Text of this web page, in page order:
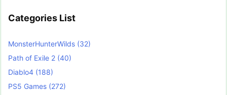
Categories List
MonsterHunterWilds (32)
Path of Exile 2 (40)
Diablo4 (188)
PS5 Games (272)